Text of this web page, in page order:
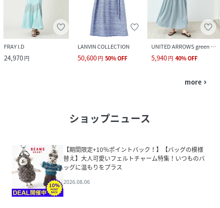
FRAY I.D
24,970円
LANVIN COLLECTION
50,600円 50%OFF
UNITED ARROWS green label relaxing
5,940円 40%OFF
more navigate_next
ショップニュース
【期間限定+10％ポイントバック！】【バッグの模様
替え】大人可愛いフェルトチャーム特集！いつものバ
ッグに温もりをプラス
2026.08.06